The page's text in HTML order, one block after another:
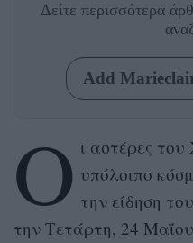
Δείτε περισσότερα
Add
Ο ι αστέρες
υπόλοιπο
την είδηση
την Τετάρτη, 24